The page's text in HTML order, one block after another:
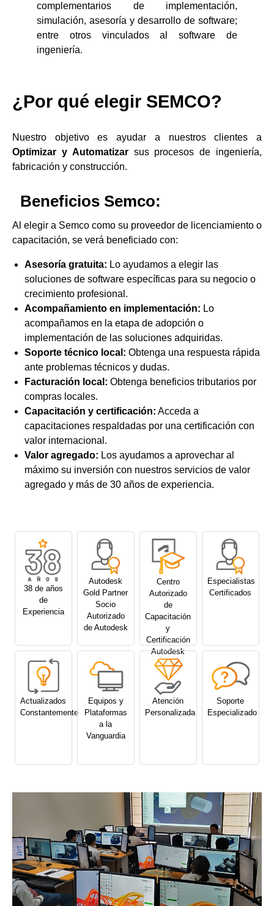
complementarios de implementación,
simulación, asesoría y desarrollo de software;
entre otros vinculados al software de
ingeniería.
¿Por qué elegir SEMCO?
Nuestro objetivo es ayudar a nuestros clientes a
Optimizar y Automatizarsus procesos de ingeniería,
fabricación y construcción.
Beneficios Semco:
Al elegir a Semco como su proveedor de licenciamiento o
capacitación, se verá beneficiado con:
Asesoría gratuita: Lo ayudamos a elegir las
soluciones de software específicas para su negocio o
crecimiento profesional.
Acompañamiento en implementación: Lo
acompañamos en la etapa de adopción o
implementación de las soluciones adquiridas.
Soporte técnico local: Obtenga una respuesta rápida
ante problemas técnicos y dudas.
Facturación local: Obtenga beneficios tributarios por
compras locales.
Capacitación y certificación: Acceda a
capacitaciones respaldadas por una certificación con
valor internacional.
Valor agregado: Los ayudamos a aprovechar al
máximo su inversión con nuestros servicios de valor
agregado y más de 30 años de experiencia.
38 de años
de
Experiencia
Autodesk
Gold Partner
Socio
Autorizado
de Autodesk
Centro
Autorizado
de
Capacitación
y
Certificación
Autodesk
Especialistas
Certificados
Actualizados
Constantemente
Equipos y
Plataformas
a la
Vanguardia
Atención
Personalizada
Soporte
Especializado